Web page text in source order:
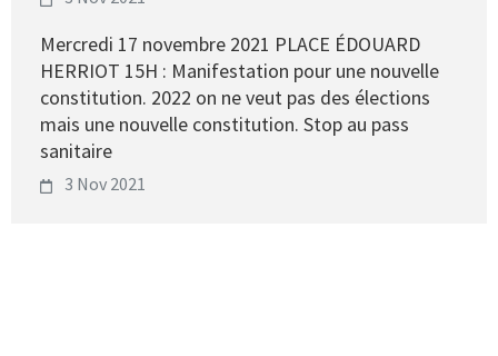
Mercredi 17 novembre 2021 PLACE ÉDOUARD
HERRIOT 15H : Manifestation pour une nouvelle
constitution. 2022 on ne veut pas des élections
mais une nouvelle constitution. Stop au pass
sanitaire
3 Nov 2021